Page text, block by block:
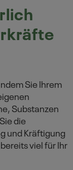
Sie Ihrem
Substanzen
die
und Kräftigung
viel für Ihr